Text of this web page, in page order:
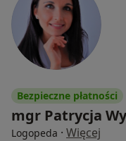
Bezpieczne płatności
mgr Patrycja
Logopeda · Więcej